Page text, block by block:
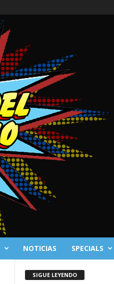
NOTICIAS SPECIALS
SIGUE LEYENDO